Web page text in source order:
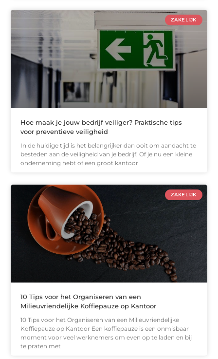
ZAKELIJK
Hoe maak je jouw bedrijf veiliger? Praktische tips
voor preventieve veiligheid
In de huidige tijd is het belangrijker dan ooit om aandacht te
besteden aan de veiligheid van je bedrijf. Of je nu een kleine
onderneming hebt of een groot kantoor
ZAKELIJK
10 Tips voor het Organiseren van een
Milieuvriendelijke Koffiepauze op Kantoor
10 Tips voor het Organiseren van een Milieuvriendelijke
Koffiepauze op Kantoor Een koffiepauze is een onmisbaar
moment voor veel werknemers om even op te laden en bij
te praten met